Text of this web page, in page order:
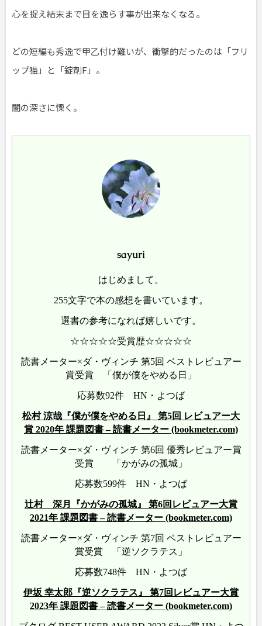
心を捉え結末まで目を逸らす事が出来なくなる。
どの短編も秀逸で甲乙付け難いが、衝撃的だったのは「フリ
ップ猫」と「錠剤F」。
闇の深さに慄く。
sayuri
はじめまして。
255文字で本の感想を書いています。
選書の参考になれば嬉しいです。
☆☆☆☆☆受賞歴☆☆☆☆☆
読書メーター×ダ・ヴィンチ 第5回 ベストレビュアー
賞受賞 「僕が僕をやめる日」
応募数92件 HN・よつば
松村 涼哉『僕が僕をやめる日』 第5回 レビュアー大
賞 2020年 課題図書 – 読書メーター (bookmeter.com)
読書メーター×ダ・ヴィンチ 第6回 優秀レビュアー賞
受賞 「かがみの孤城」
応募数599件 HN・よつば
辻村 深月『かがみの孤城』 第6回レビュアー大賞
2021年 課題図書 – 読書メーター (bookmeter.com)
読書メーター×ダ・ヴィンチ 第7回 ベストレビュアー
賞受賞 「逆ソクラテス」
応募数748件 HN・よつば
伊坂 幸太郎『逆ソクラテス』 第7回レビュアー大賞
2023年 課題図書 – 読書メーター (bookmeter.com)